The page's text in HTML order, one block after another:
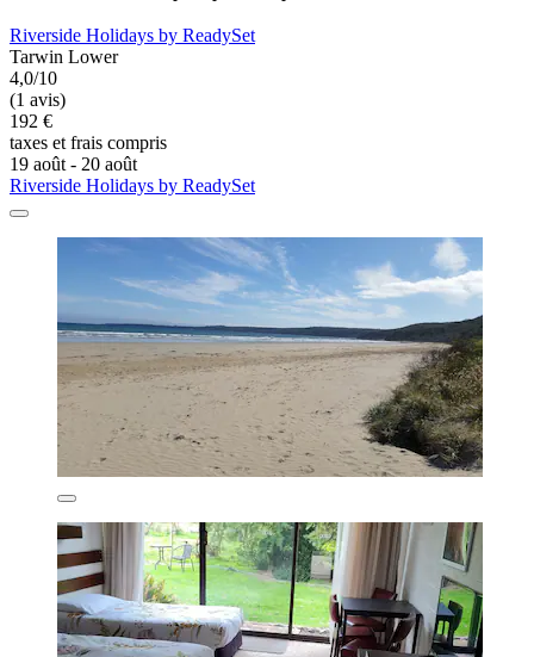
Riverside Holidays by ReadySet
Tarwin Lower
4,0/10
(1 avis)
192 €
taxes et frais compris
19 août - 20 août
Riverside Holidays by ReadySet